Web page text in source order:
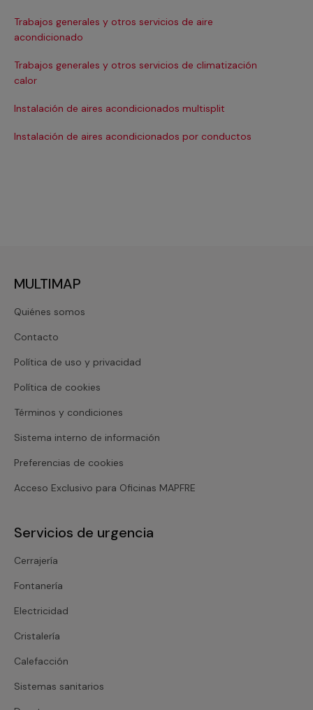
Trabajos generales y otros servicios de aire
acondicionado
Trabajos generales y otros servicios de climatización
calor
Instalación de aires acondicionados multisplit
Instalación de aires acondicionados por conductos
MULTIMAP
Quiénes somos
Contacto
Política de uso y privacidad
Política de cookies
Términos y condiciones
Sistema interno de información
Preferencias de cookies
Acceso Exclusivo para Oficinas MAPFRE
Servicios de urgencia
Cerrajería
Fontanería
Electricidad
Cristalería
Calefacción
Sistemas sanitarios